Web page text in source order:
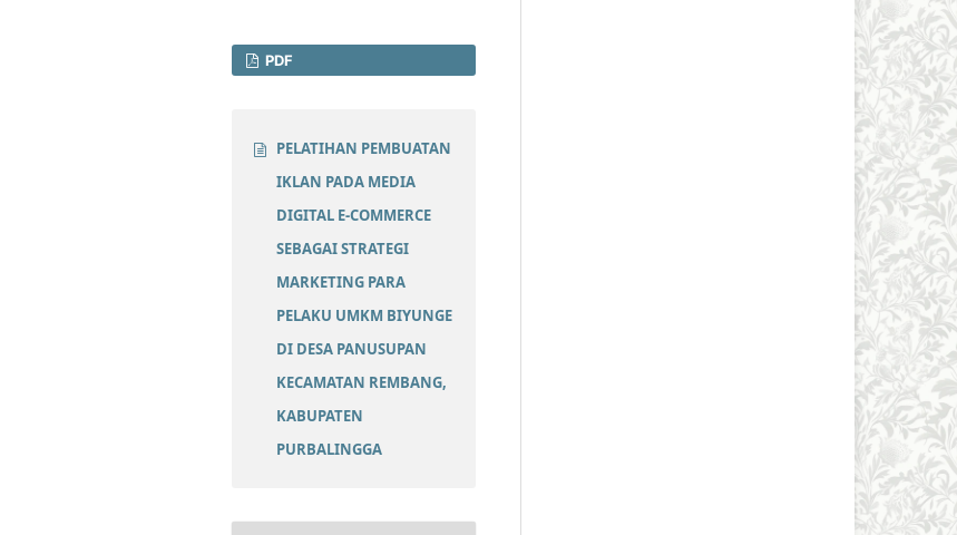
PDF
PELATIHAN PEMBUATAN
IKLAN PADA MEDIA
DIGITAL E-COMMERCE
SEBAGAI STRATEGI
MARKETING PARA
PELAKU UMKM BIYUNGE
DI DESA PANUSUPAN
KECAMATAN REMBANG,
KABUPATEN
PURBALINGGA